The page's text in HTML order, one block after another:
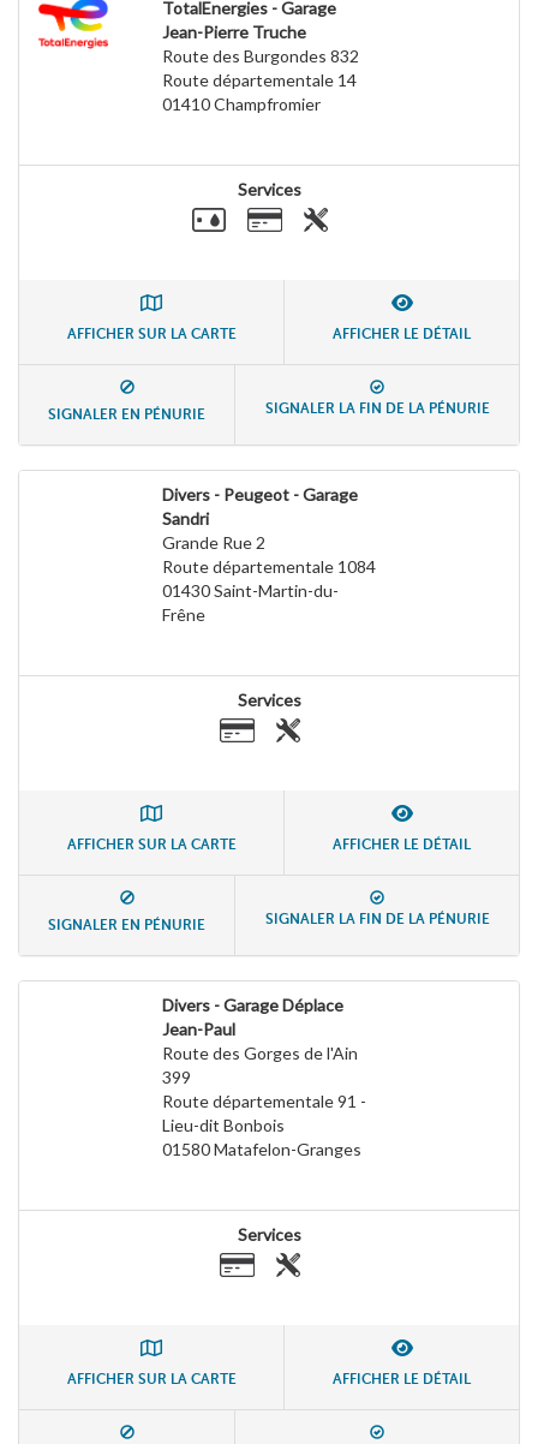
TotalEnergies - Garage
Jean-Pierre Truche
Route des Burgondes 832
Route départementale 14
01410Champfromier
Services
AFFICHER SUR LA CARTE AFFICHER LE DÉTAIL
SIGNALER EN PÉNURIE SIGNALER LA FIN DE LA PÉNURIE
Divers - Peugeot - Garage
Sandri
Grande Rue 2
Route départementale 1084
01430Saint-Martin-du-
Frêne
Services
AFFICHER SUR LA CARTE AFFICHER LE DÉTAIL
SIGNALER EN PÉNURIE SIGNALER LA FIN DE LA PÉNURIE
Divers - Garage Déplace
Jean-Paul
Route des Gorges de l'Ain
399
Route départementale 91 -
Lieu-dit Bonbois
01580Matafelon-Granges
Services
AFFICHER SUR LA CARTE AFFICHER LE DÉTAIL